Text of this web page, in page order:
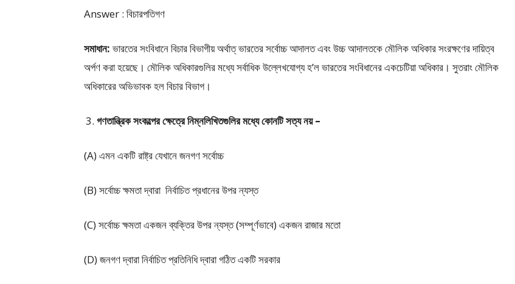
Answer : বিচারপতিগণ
সমাধান: ভারতের সংবিধানে বিচার বিভাগীয় অর্থাত্ ভারতের সর্বোচ্চ আদালত এবং উচ্চ আদালতকে মৌলিক অধিকার সংরক্ষণের দায়িত্ব
অর্পণ করা হয়েছে। মৌলিক অধিকারগুলির মধ্যে সর্বাধিক উল্লেখযোগ্য হ’ল ভারতের সংবিধানের একচেটিয়া অধিকার। সুতরাং মৌলিক
অধিকারের অভিভাবক হল বিচার বিভাগ।
গণতান্ত্রিক সংকল্পের ক্ষেত্রে নিম্নলিখিতগুলির মধ্যে কোনটি সত্য নয় –
(A) এমন একটি রাষ্ট্র যেখানে জনগণ সর্বোচ্চ
(B) সর্বোচ্চ ক্ষমতা দ্বারা নির্বাচিত প্রধানের উপর ন্যস্ত
(C) সর্বোচ্চ ক্ষমতা একজন ব্যক্তির উপর ন্যস্ত (সম্পূর্ণভাবে) একজন রাজার মতো
(D) জনগণ দ্বারা নির্বাচিত প্রতিনিধি দ্বারা গঠিত একটি সরকার